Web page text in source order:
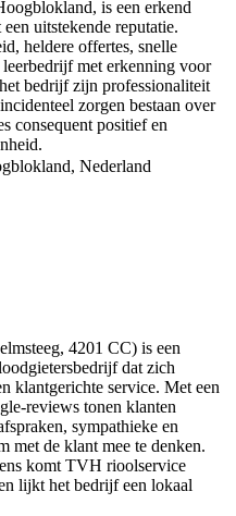
is een erkend
uitstekende reputatie.
heldere offertes, snelle
met erkenning voor
bedrijf zijn professionaliteit
zorgen bestaan over
consequent positief en
Nederland
4201 CC) is een
dat zich
klantgerichte service. Met een
tonen klanten
sympathieke en
met de klant mee te denken.
komt TVH rioolservice
lijkt het bedrijf een lokaal